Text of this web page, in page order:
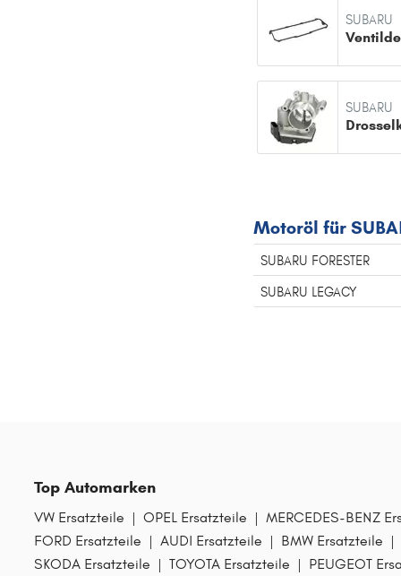
SUBARU
SUBARU
Motoröl für
SUBARU FORESTER
SUBARU LEGACY
Top Automarken
VW Ersatzteile | OPEL Ersatzteile | MERCEDES-BENZ
FORD Ersatzteile | AUDI Ersatzteile | BMW Ersatzteile |
SKODA Ersatzteile | TOYOTA Ersatzteile | PEUGEOT